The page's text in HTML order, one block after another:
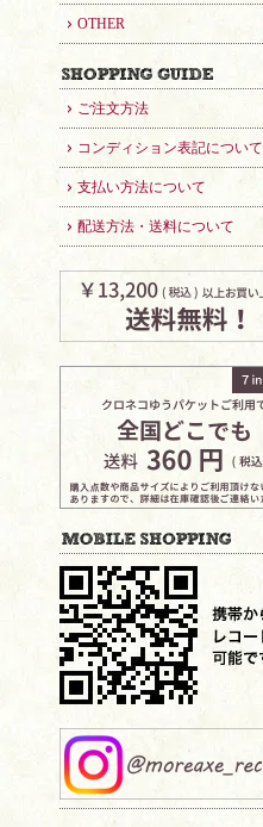
OTHER
ご注文方法
コンディション表記について
支払い方法について
配送方法・送料について